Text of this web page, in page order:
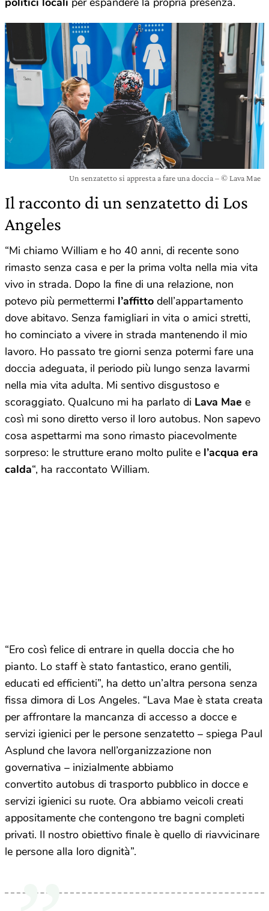
Un senzatetto si appresta a fare una doccia – © Lava Mae
Il racconto di un senzatetto di Los
Angeles
“Mi chiamo William e ho 40 anni, di recente sono
rimasto senza casa e per la prima volta nella mia vita
vivo in strada. Dopo la fine di una relazione, non
potevo più permettermi l’affitto dell’appartamento
dove abitavo. Senza famigliari in vita o amici stretti,
ho cominciato a vivere in strada mantenendo il mio
lavoro. Ho passato tre giorni senza potermi fare una
doccia adeguata, il periodo più lungo senza lavarmi
nella mia vita adulta. Mi sentivo disgustoso e
scoraggiato. Qualcuno mi ha parlato di Lava Mae e
così mi sono diretto verso il loro autobus. Non sapevo
cosa aspettarmi ma sono rimasto piacevolmente
sorpreso: le strutture erano molto pulite e l’acqua era
calda“, ha raccontato William.
“Ero così felice di entrare in quella doccia che ho
pianto. Lo staff è stato fantastico, erano gentili,
educati ed efficienti”, ha detto un’altra persona senza
fissa dimora di Los Angeles. “Lava Mae è stata creata
per affrontare la mancanza di accesso a docce e
servizi igienici per le persone senzatetto – spiega Paul
Asplund che lavora nell’organizzazione non
governativa – inizialmente abbiamo
convertito autobus di trasporto pubblico in docce e
servizi igienici su ruote. Ora abbiamo veicoli creati
appositamente che contengono tre bagni completi
privati. Il nostro obiettivo finale è quello di riavvicinare
le persone alla loro dignità”.